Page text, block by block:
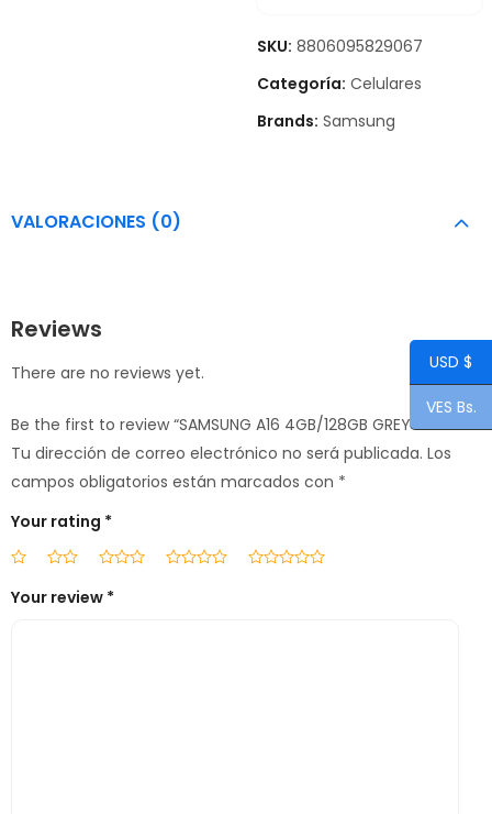
SKU: 8806095829067
Categoría: Celulares
Brands: Samsung
VALORACIONES (0)
Reviews
There are no reviews yet.
Be the first to review “SAMSUNG A16 4GB/128GB GREY”
Tu dirección de correo electrónico no será publicada. Los
campos obligatorios están marcados con *
Your rating *
Your review *
USD $
VES Bs.